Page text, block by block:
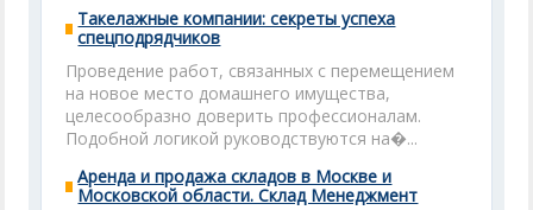
Такелажные компании: секреты успеха
спецподрядчиков
Проведение работ, связанных с перемещением
на новое место домашнего имущества,
целесообразно доверить профессионалам.
Подобной логикой руководствуются на�...
Аренда и продажа складов в Москве и
Московской области. Склад Менеджмент